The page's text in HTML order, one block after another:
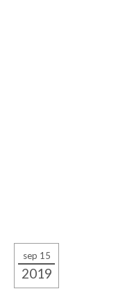
sep 15
2019